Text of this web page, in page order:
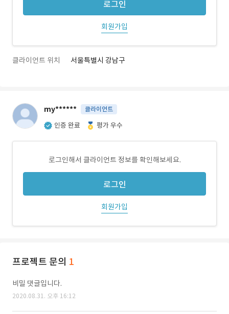
로그인
회원가입
클라이언트 위치 서울특별시 강남구
my****** 클라이언트
인증 완료 평가 우수
로그인해서 클라이언트 정보를 확인해보세요.
로그인
회원가입
프로젝트 문의 1
비밀 댓글입니다.
2020.08.31. 오후 16:12